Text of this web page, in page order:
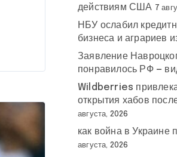
действиям США 7
НБУ ослабил
бизнеса и аграриев
Заявление
понравилось РФ —
Wildberries
открытия хабов
августа, 2026
как война в Украине
августа, 2026